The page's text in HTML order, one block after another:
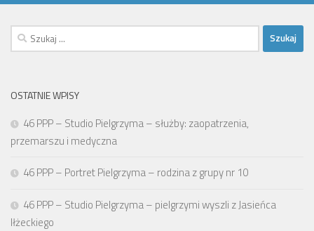
Szukaj:
OSTATNIE WPISY
46 PPP – Studio Pielgrzyma – służby: zaopatrzenia,
przemarszu i medyczna
46 PPP – Portret Pielgrzyma – rodzina z grupy nr 10
46 PPP – Studio Pielgrzyma – pielgrzymi wyszli z Jasieńca
Iłżeckiego